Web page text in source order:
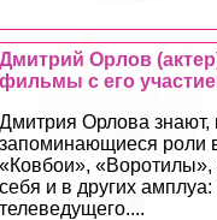
Дмитрий Орлов
фильмы с его
Дмитрия Орлова знают,
запоминающиеся роли
«Ковбои»,
себя и в других
телеведущего....